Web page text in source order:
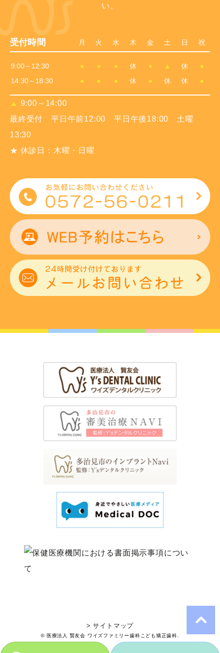
い。
受付時間 月 火 水 木 金 土 日 祝
9:00～12:30 ● ● ● 休 ● ▲ 休
●
14:30～18:30
● ● ● 休 ● 休 休 ●
▲ 9:00～14:00
最終受付 平日午前12:00 平日午後18:00 土曜
13:30
★ 休診日：木曜・日曜
> サイトマップ
© 医療法人 賢友会 ワイズファミリー歯科こども矯正歯科.